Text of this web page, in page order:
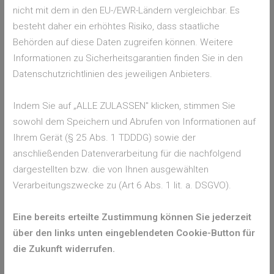
JEDEM TRIMESTER GEEIGNET
Ein weiterer Wirkstoff, der bei Schmerzen häufig
eingenommen wird, ist Ibuprofen. Doch hier ist Vorsicht
geboten: Medikament mit Ibuprofen sollten nur bis zur 28.
Trimestern, eingenommen werden. Studien haben ergeben,
dass der Wirkstoff NSAR danach Herz- und Nierenprobleme
bei den Babys im Mutterleib auslösen kann. Ein drittes
Medikament, das oft bei Schmerzen eingenommen wird, ist
Acetylsalicylsäure, besser bekannt als ASS oder Aspirin.
Auch dieses sollte nicht in den ersten beiden Trimestern und
werden. Danach können schwere Komplikationen bei Mutter
und Kind auftreten. Eine Ausnahme ist eine von Ärztin oder
Arzt verordnete Einnahme zur Verhinderung von
nicht mit dem in den EU-/EWR-Ländern vergleichbar. Es
besteht daher ein erhöhtes Risiko, dass staatliche
Behörden auf diese Daten zugreifen können. Weitere
Informationen zu Sicherheitsgarantien finden Sie in den
Datenschutzrichtlinien des jeweiligen Anbieters.
Indem Sie auf „ALLE ZULASSEN" klicken, stimmen Sie
sowohl dem Speichern und Abrufen von Informationen auf
Ihrem Gerät (§ 25 Abs. 1 TDDDG) sowie der
anschließenden Datenverarbeitung für die nachfolgend
dargestellten bzw. die von Ihnen ausgewählten
Verarbeitungszwecke zu (Art 6 Abs. 1 lit. a. DSGVO).
Eine bereits erteilte Zustimmung können Sie jederzeit
über den links unten eingeblendeten Cookie-Button für
die Zukunft widerrufen.